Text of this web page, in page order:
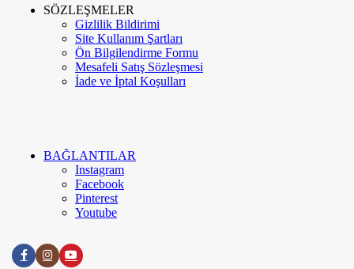
SÖZLEŞMELER
Gizlilik Bildirimi
Site Kullanım Şartları
Ön Bilgilendirme Formu
Mesafeli Satış Sözleşmesi
İade ve İptal Koşulları
BAĞLANTILAR
Instagram
Facebook
Pinterest
Youtube
Kurumsal
Blog